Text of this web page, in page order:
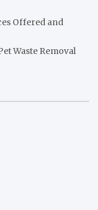
Offered and
Waste Removal